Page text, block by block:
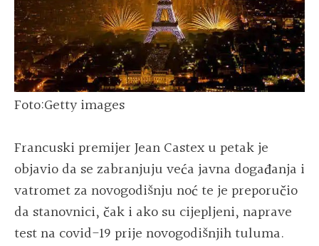
Foto:Getty images
Francuski premijer Jean Castex u petak je
objavio da se zabranjuju veća javna događanja i
vatromet za novogodišnju noć te je preporučio
da stanovnici, čak i ako su cijepljeni, naprave
test na covid-19 prije novogodišnjih tuluma.